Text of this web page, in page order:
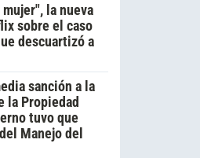
la nueva
sobre el caso
descuartizó a
sanción a la
la Propiedad
tuvo que
Manejo del